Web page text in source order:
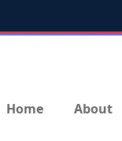
Home About